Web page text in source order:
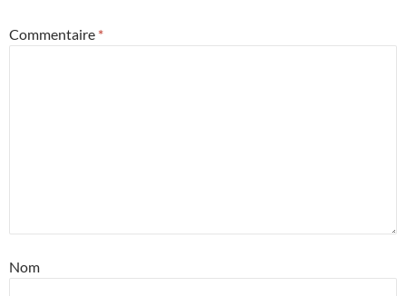
Commentaire *
Nom